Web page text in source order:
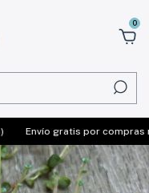
0
Envío gratis por compras